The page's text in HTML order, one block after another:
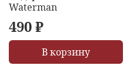
Waterman
490 ₽
В корзину